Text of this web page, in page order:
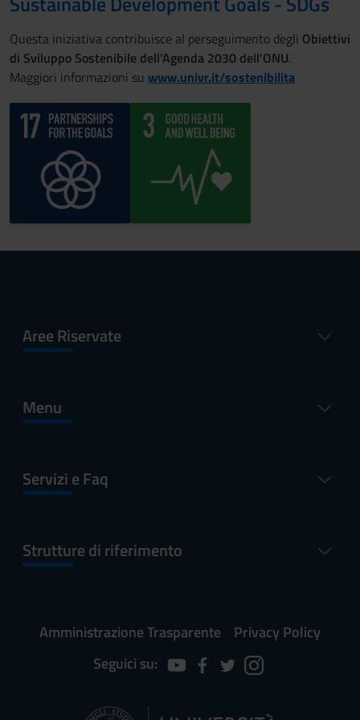
Questa iniziativa contribuisce al perseguimento degli Obiettivi
di Sviluppo Sostenibile dell'Agenda 2030 dell'ONU.
Maggiori informazioni su www.univr.it/sostenibilita
Aree Riservate
Menu
Servizi e Faq
Strutture di riferimento
Amministrazione Trasparente
Privacy Policy
Seguici su: